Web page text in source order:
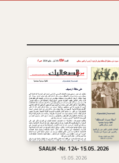
تحميل
SAALIK -Nr. 124- 15.05..2026
15.05.2026